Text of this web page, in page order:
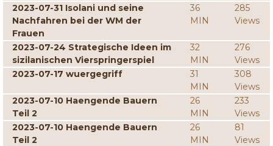
2023-07-31 Isolani und seine
Nachfahren bei der WM der
Frauen
36
MIN
285
Views
2023-07-24 Strategische Ideen im
sizilanischen Vierspringerspiel
32
MIN
276
Views
2023-07-17 wuergegriff
31
MIN
308
Views
2023-07-10 Haengende Bauern
Teil 2
26
MIN
233
Views
2023-07-10 Haengende Bauern
Teil 2
26
MIN
81
Views